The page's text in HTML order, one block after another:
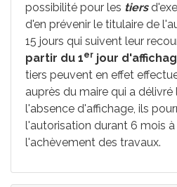
possibilité pour les tiers
d'en prévenir le titulaire de
15 jours qui suivent leur
partir du 1er jour
tiers peuvent en effet
auprès du maire qui a délivré
l'absence d'affichage, ils
l'autorisation durant 6 mois
l'achèvement des travaux.